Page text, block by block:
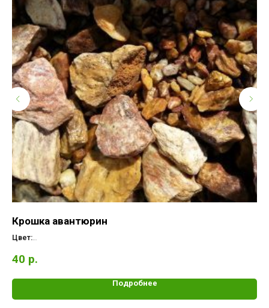
Крошка авантюрин
Цвет:
Обработка:
40 р.
Подробнее